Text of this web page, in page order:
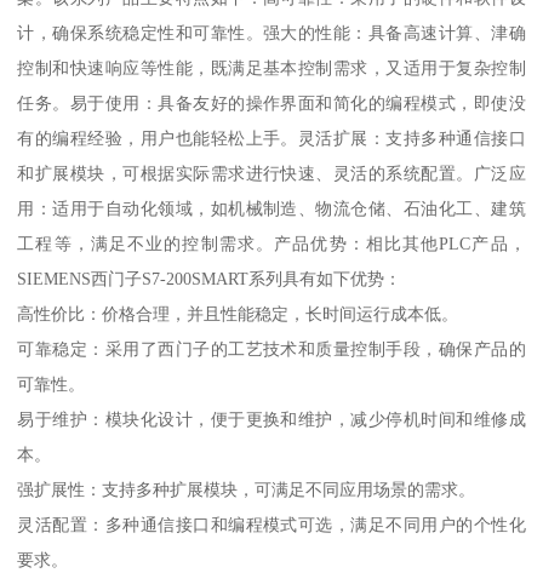
计，确保系统稳定性和可靠性。强大的性能：具备高速计算、津确
控制和快速响应等性能，既满足基本控制需求，又适用于复杂控制
任务。易于使用：具备友好的操作界面和简化的编程模式，即使没
有的编程经验，用户也能轻松上手。灵活扩展：支持多种通信接口
和扩展模块，可根据实际需求进行快速、灵活的系统配置。广泛应
用：适用于自动化领域，如机械制造、物流仓储、石油化工、建筑
工程等，满足不业的控制需求。产品优势：相比其他PLC产品，
SIEMENS西门子S7-200SMART系列具有如下优势：
高性价比：价格合理，并且性能稳定，长时间运行成本低。
可靠稳定：采用了西门子的工艺技术和质量控制手段，确保产品的
可靠性。
易于维护：模块化设计，便于更换和维护，减少停机时间和维修成
本。
强扩展性：支持多种扩展模块，可满足不同应用场景的需求。
灵活配置：多种通信接口和编程模式可选，满足不同用户的个性化
要求。